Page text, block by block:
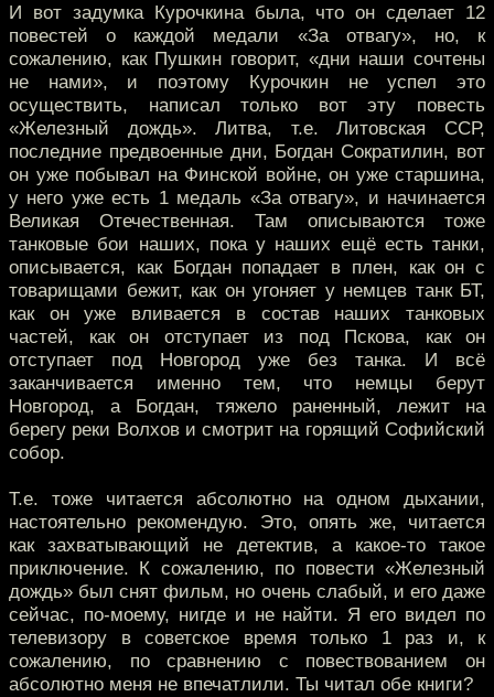
И вот задумка Курочкина была, что он сделает 12
повестей о каждой медали «За отвагу», но, к
сожалению, как Пушкин говорит, «дни наши сочтены
не нами», и поэтому Курочкин не успел это
осуществить, написал только вот эту повесть
«Железный дождь». Литва, т.е. Литовская ССР,
последние предвоенные дни, Богдан Сократилин, вот
он уже побывал на Финской войне, он уже старшина,
у него уже есть 1 медаль «За отвагу», и начинается
Великая Отечественная. Там описываются тоже
танковые бои наших, пока у наших ещё есть танки,
описывается, как Богдан попадает в плен, как он с
товарищами бежит, как он угоняет у немцев танк БТ,
как он уже вливается в состав наших танковых
частей, как он отступает из под Пскова, как он
отступает под Новгород уже без танка. И всё
заканчивается именно тем, что немцы берут
Новгород, а Богдан, тяжело раненный, лежит на
берегу реки Волхов и смотрит на горящий Софийский
собор.
Т.е. тоже читается абсолютно на одном дыхании,
настоятельно рекомендую. Это, опять же, читается
как захватывающий не детектив, а какое-то такое
приключение. К сожалению, по повести «Железный
дождь» был снят фильм, но очень слабый, и его даже
сейчас, по-моему, нигде и не найти. Я его видел по
телевизору в советское время только 1 раз и, к
сожалению, по сравнению с повествованием он
абсолютно меня не впечатлили. Ты читал обе книги?